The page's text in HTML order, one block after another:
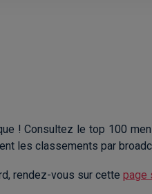
! Consultez le top 100
les classements par
rendez-vous sur cette page